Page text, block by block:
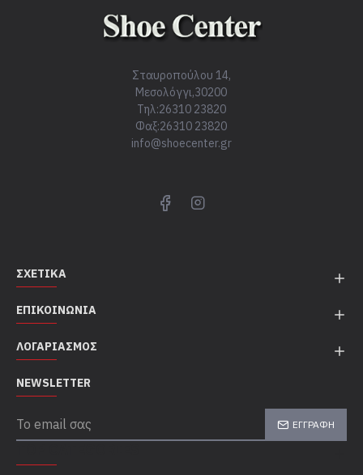
Σταυροπούλου 14,
Μεσολόγγι,30200
Τηλ:26310 23820
Φαξ:26310 23820
info@shoecenter.gr
ΣΧΕΤΙΚΆ
ΕΠΙΚΟΙΝΩΝΊΑ
ΛΟΓΑΡΙΑΣΜΌΣ
NEWSLETTER
ΕΓΓΡΑΦΉ